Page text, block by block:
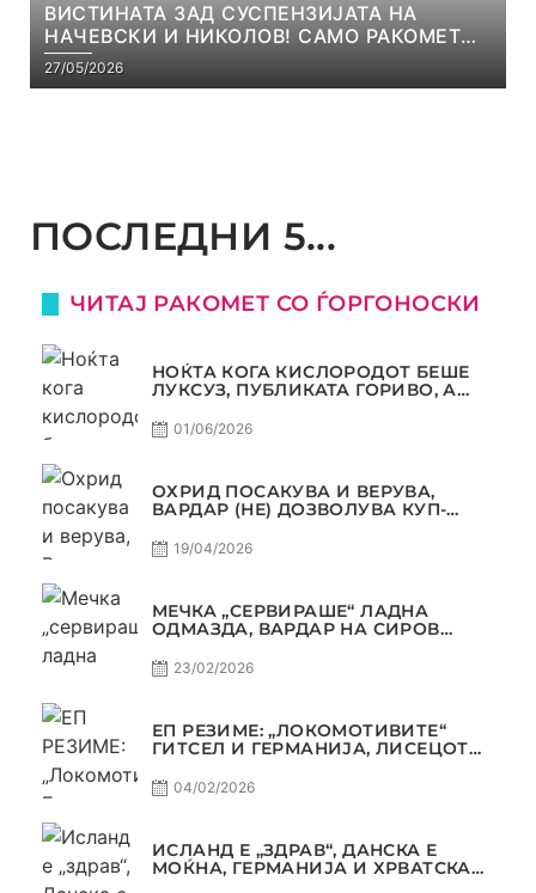
ВИСТИНАТА ЗАД СУСПЕНЗИЈАТА НА
НАЧЕВСКИ И НИКОЛОВ! САМО РАКОМЕТ
С5Е8
27/05/2026
ПОСЛЕДНИ 5...
ЧИТАЈ РАКОМЕТ СО ЃОРГОНОСКИ
НОЌТА КОГА КИСЛОРОДОТ БЕШЕ
ЛУКСУЗ, ПУБЛИКАТА ГОРИВО, А
01/06/2026
ОХРИД ПОСАКУВА И ВЕРУВА,
ВАРДАР (НЕ) ДОЗВОЛУВА КУП-
19/04/2026
МЕЧКА „СЕРВИРАШЕ“ ЛАДНА
ОДМАЗДА, ВАРДАР НА СИРОВ
АВТОКОМАНДА
23/02/2026
ЕП РЕЗИМЕ: „ЛОКОМОТИВИТЕ“
ГИТСЕЛ И ГЕРМАНИЈА, ЛИСЕЦОТ
04/02/2026
ИСЛАНД Е „ЗДРАВ“, ДАНСКА Е
МОЌНА, ГЕРМАНИЈА И ХРВАТСКА